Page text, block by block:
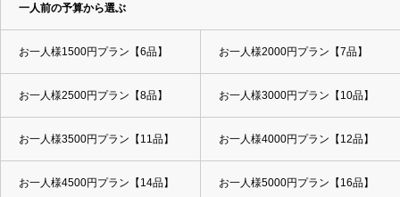
一人前の予算から選ぶ
お一人様1500円プラン【6品】 お一人様2000円プラン【7品】
お一人様2500円プラン【8品】 お一人様3000円プラン【10品】
お一人様3500円プラン【11品】 お一人様4000円プラン【12品】
お一人様4500円プラン【14品】 お一人様5000円プラン【16品】